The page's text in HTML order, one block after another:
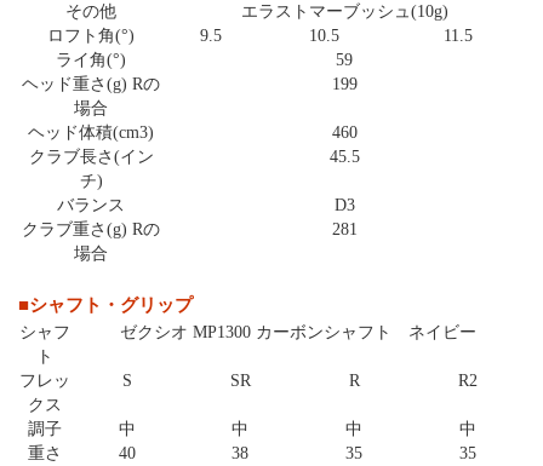
その他
エラストマーブッシュ(10g)
ロフト角(°)
9.5 10.5
11.5
ライ角(°)
59
ヘッド重さ(g) Rの
場合
199
ヘッド体積(cm3)
460
クラブ長さ(イン
チ)
45.5
バランス
D3
クラブ重さ(g) Rの
場合
281
■シャフト・グリップ
シャフ
ト
ゼクシオ MP1300 カーボンシャフト ネイビー
フレッ
クス
S SR R R2
調子 中 中 中
中
重さ
40 38 35 35